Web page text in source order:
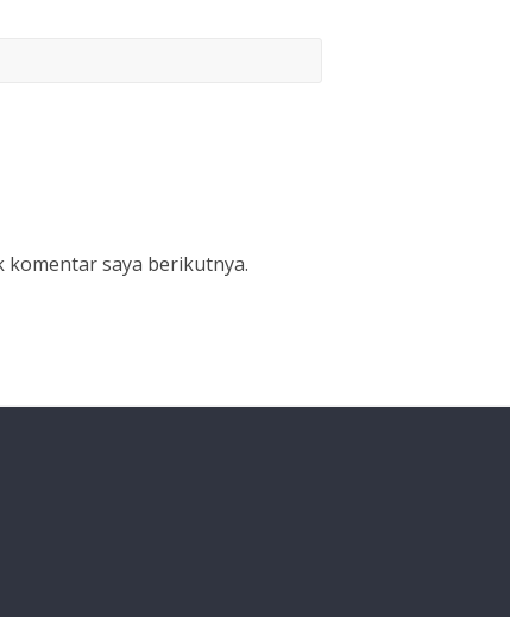
komentar saya berikutnya.